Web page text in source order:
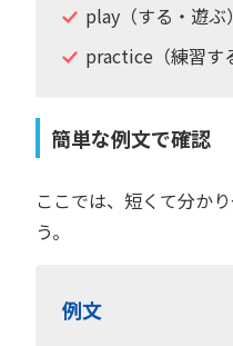
play（する・遊ぶ）
practice（練習す
簡単な例文で確認
ここでは、短くて分か
う。
例文